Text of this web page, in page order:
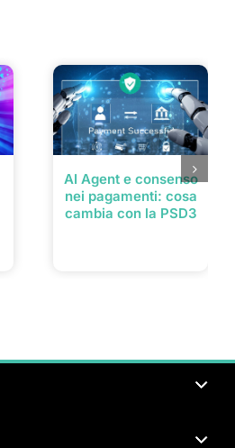
AI Agent e consenso
nei pagamenti: cosa
cambia con la PSD3